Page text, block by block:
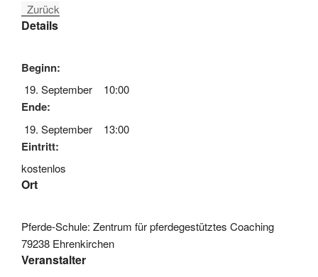
Zurück
Details
Beginn:
19. September 10:00
Ende:
19. September 13:00
Eintritt:
kostenlos
Ort
Pferde-Schule: Zentrum für pferdegestütztes Coaching
79238 Ehrenkirchen
Veranstalter